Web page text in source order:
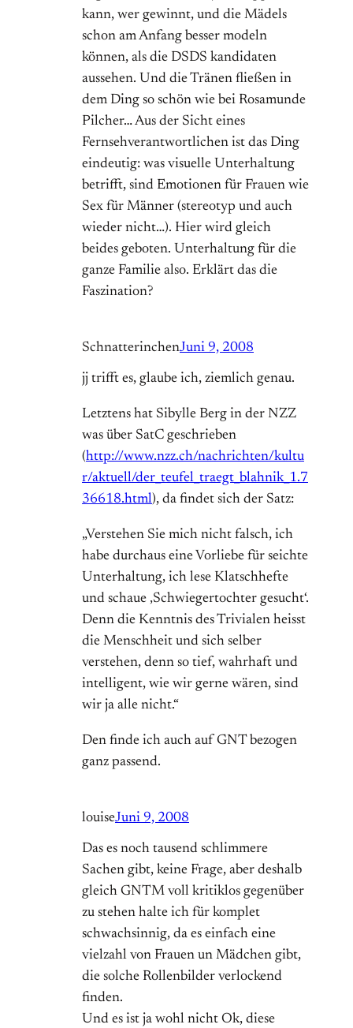
kann, wer gewinnt, und die Mädels
schon am Anfang besser modeln
können, als die DSDS kandidaten
aussehen. Und die Tränen fließen in
dem Ding so schön wie bei Rosamunde
Pilcher… Aus der Sicht eines
Fernsehverantwortlichen ist das Ding
eindeutig: was visuelle Unterhaltung
betrifft, sind Emotionen für Frauen wie
Sex für Männer (stereotyp und auch
wieder nicht…). Hier wird gleich
beides geboten. Unterhaltung für die
ganze Familie also. Erklärt das die
Faszination?
SchnatterinchenJuni 9, 2008
jj trifft es, glaube ich, ziemlich genau.
Letztens hat Sibylle Berg in der NZZ
was über SatC geschrieben
(http://www.nzz.ch/nachrichten/kultu
r/aktuell/der_teufel_traegt_blahnik_1.7
36618.html), da findet sich der Satz:
„Verstehen Sie mich nicht falsch, ich
habe durchaus eine Vorliebe für seichte
Unterhaltung, ich lese Klatschhefte
und schaue ‚Schwiegertochter gesucht‘.
Denn die Kenntnis des Trivialen heisst
die Menschheit und sich selber
verstehen, denn so tief, wahrhaft und
intelligent, wie wir gerne wären, sind
wir ja alle nicht.“
Den finde ich auch auf GNT bezogen
ganz passend.
louiseJuni 9, 2008
Das es noch tausend schlimmere
Sachen gibt, keine Frage, aber deshalb
gleich GNTM voll kritiklos gegenüber
zu stehen halte ich für komplet
schwachsinnig, da es einfach eine
vielzahl von Frauen un Mädchen gibt,
die solche Rollenbilder verlockend
finden.
Und es ist ja wohl nicht Ok, diese